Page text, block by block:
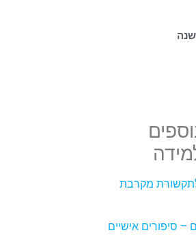
כלים לתקשורת מקרבת
– סיפורים אישיים